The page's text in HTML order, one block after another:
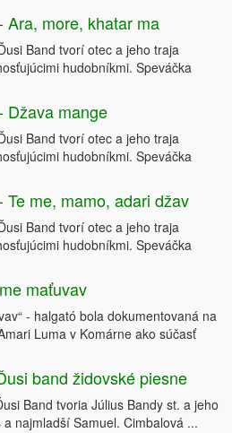
Ara, more, khatar ma
Band tvorí otec a jeho traja
hudobníkmi. Speváčka
Džava mange
Band tvorí otec a jeho traja
hudobníkmi. Speváčka
me, mamo, adari džav
Band tvorí otec a jeho traja
hudobníkmi. Speváčka
maťuvav
- halgató bola dokumentovaná na
Luma v Komárne ako súčasť
band židovské piesne
Band tvoria Július Bandy st. a jeho
najmladší Samuel. Cimbalová ...